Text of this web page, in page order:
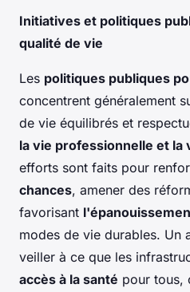
Initiatives et politiques
qualité de vie
Les politiques publiques
concentrent généralement
de vie équilibrés et
la vie professionnelle et la
efforts sont faits pour
chances, amener des
favorisant
modes de vie durables. Un
veiller à ce que les
accès à la santé pour tous,